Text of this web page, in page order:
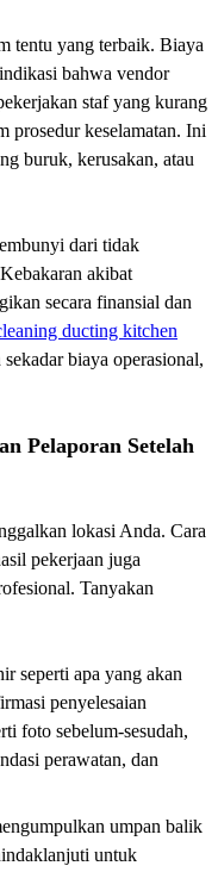
tentu yang terbaik. Biaya
bahwa vendor
staf yang kurang
prosedur keselamatan. Ini
buruk, kerusakan, atau
dari tidak
akibat
secara finansial dan
ducting kitchen
biaya operasional,
Pelaporan Setelah
lokasi Anda. Cara
pekerjaan juga
Tanyakan
seperti apa yang akan
penyelesaian
foto sebelum-sesudah,
perawatan, dan
umpan balik
untuk